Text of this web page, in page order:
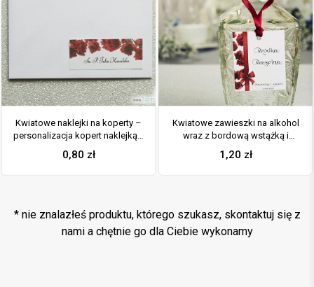
Kwiatowe naklejki na koperty –
personalizacja kopert naklejką z
kwiatami róży
0,80 zł
Kwiatowe zawieszki na alkohol
wraz z bordową wstążką i
pionowym motywem kwiatów
róży
1,20 zł
* nie znalazłeś produktu, którego szukasz, skontaktuj się z
nami a chętnie go dla Ciebie wykonamy